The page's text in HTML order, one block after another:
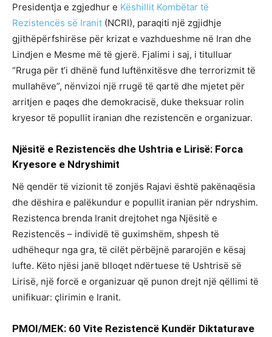
Presidentja e zgjedhur e Këshillit Kombëtar të
Rezistencës së Iranit (NCRI), paraqiti një zgjidhje
gjithëpërfshirëse për krizat e vazhdueshme në Iran dhe
Lindjen e Mesme më të gjerë. Fjalimi i saj, i titulluar
“Rruga për t’i dhënë fund luftënxitësve dhe terrorizmit të
mullahëve”, nënvizoi një rrugë të qartë dhe mjetet për
arritjen e paqes dhe demokracisë, duke theksuar rolin
kryesor të popullit iranian dhe rezistencën e organizuar.
Njësitë e Rezistencës dhe Ushtria e Lirisë: Forca
Kryesore e Ndryshimit
Në qendër të vizionit të zonjës Rajavi është pakënaqësia
dhe dëshira e palëkundur e popullit iranian për ndryshim.
Rezistenca brenda Iranit drejtohet nga Njësitë e
Rezistencës – individë të guximshëm, shpesh të
udhëhequr nga gra, të cilët përbëjnë pararojën e kësaj
lufte. Këto njësi janë blloqet ndërtuese të Ushtrisë së
Lirisë, një forcë e organizuar që punon drejt një qëllimi të
unifikuar: çlirimin e Iranit.
PMOI/MEK: 60 Vite Rezistencë Kundër Diktaturave